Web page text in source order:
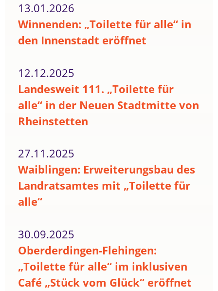
13.01.2026
Winnenden: „Toilette für alle“ in
den Innenstadt eröffnet
12.12.2025
Landesweit 111. „Toilette für
alle“ in der Neuen Stadtmitte von
Rheinstetten
27.11.2025
Waiblingen: Erweiterungsbau des
Landratsamtes mit „Toilette für
alle“
30.09.2025
Oberderdingen-Flehingen:
„Toilette für alle“ im inklusiven
Café „Stück vom Glück“ eröffnet